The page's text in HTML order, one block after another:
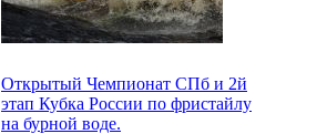
Открытый Чемпионат СПб и 2й
этап Кубка России по фристайлу
на бурной воде.